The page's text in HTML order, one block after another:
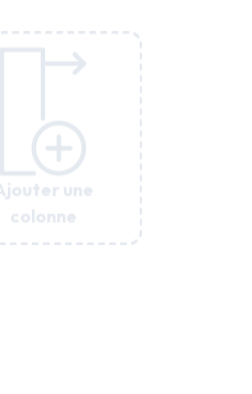
une
colonne
une
colonne
une
colonne
une
colonne
une
colonne